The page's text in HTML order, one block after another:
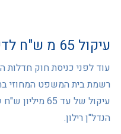
עיקול 65 מ ש"ח לדירקטורים בחברת נדל"ן
עוד לפני כניסת חוק
רשמת בית המשפט המחוזי
הנדל"ן רילון.